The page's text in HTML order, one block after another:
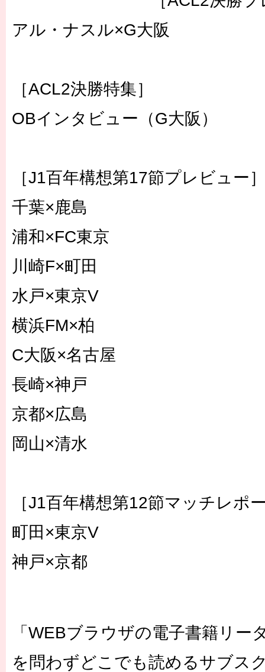
アル・ナスル×G大阪
［ACL2決勝特集］
OBインタビュー（G大阪）
［J1百年構想第17節プレビュー
千葉×鹿島
浦和×FC東京
川崎F×町田
水戸×東京V
横浜FM×柏
C大阪×名古屋
長崎×神戸
京都×広島
岡山×清水
［J1百年構想第12節マッチレポ
町田×東京V
神戸×京都
「WEBブラウザの電子書籍リー
を問わずどこでも読めるサブス